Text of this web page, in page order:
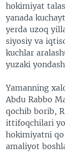
hokimiyat
yanada
yerda uzoq
siyosiy va
kuchlar
yuzaki
Yamanning
Abdu Rabbo
qochib borib,
ittifoqchilari
hokimiyatni
amaliyot